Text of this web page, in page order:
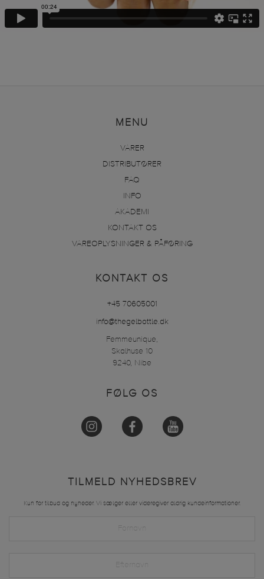
MENU
VARER
DISTRIBUTØRER
FAQ
INFO
AKADEMI
KONTAKT OS
VAREOPLYSNINGER & PÅFØRING
KONTAKT OS
+45 70605001
info@thegelbottle.dk
Femmeunique,
Skalhuse 10
9240, Nibe
FØLG OS
TILMELD NYHEDSBREV
Kun for tilbud og nyheder. Vi sælger eller videregiver aldrig kundeinformationer.